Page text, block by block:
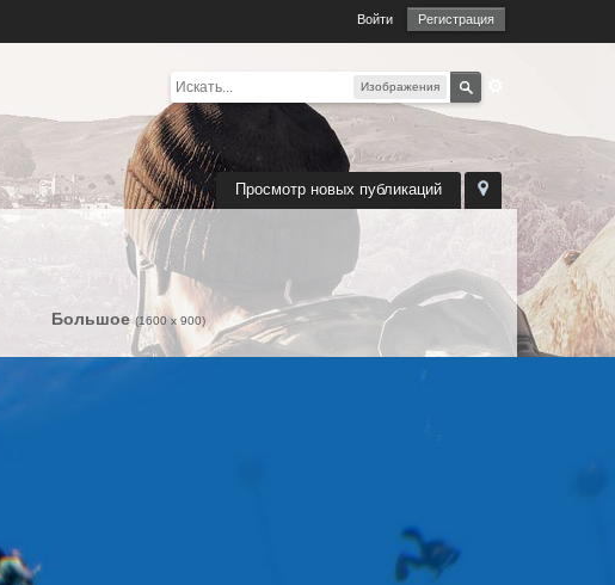
Войти Регистрация
Изображения
Просмотр новых публикаций
Большое (1600 x 900)